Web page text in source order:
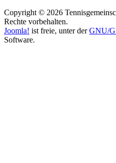
Copyright © 2026
Rechte vorbehalten.
Joomla! ist freie, unter derGNU/
Software.